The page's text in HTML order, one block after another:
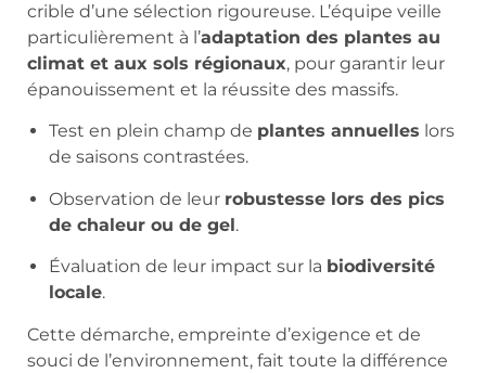
crible d’une sélection rigoureuse. L’équipe veille
particulièrement à l’adaptation des plantes au
climat et aux sols régionaux, pour garantir leur
épanouissement et la réussite des massifs.
Test en plein champ de plantes annuelles lors
de saisons contrastées.
Observation de leur robustesse lors des pics
de chaleur ou de gel.
Évaluation de leur impact sur la biodiversité
locale.
Cette démarche, empreinte d’exigence et de
souci de l’environnement, fait toute la différence